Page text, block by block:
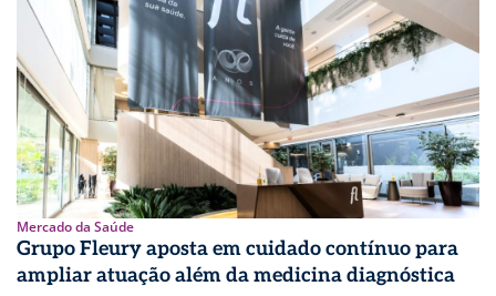
Mercado da Saúde
Grupo Fleury aposta em cuidado contínuo para
ampliar atuação além da medicina diagnóstica